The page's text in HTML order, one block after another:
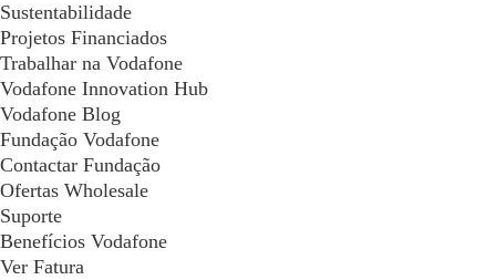
Sustentabilidade
Projetos Financiados
Trabalhar na Vodafone
Vodafone Innovation Hub
Vodafone Blog
Fundação Vodafone
Contactar Fundação
Ofertas Wholesale
Suporte
Benefícios Vodafone
Ver Fatura